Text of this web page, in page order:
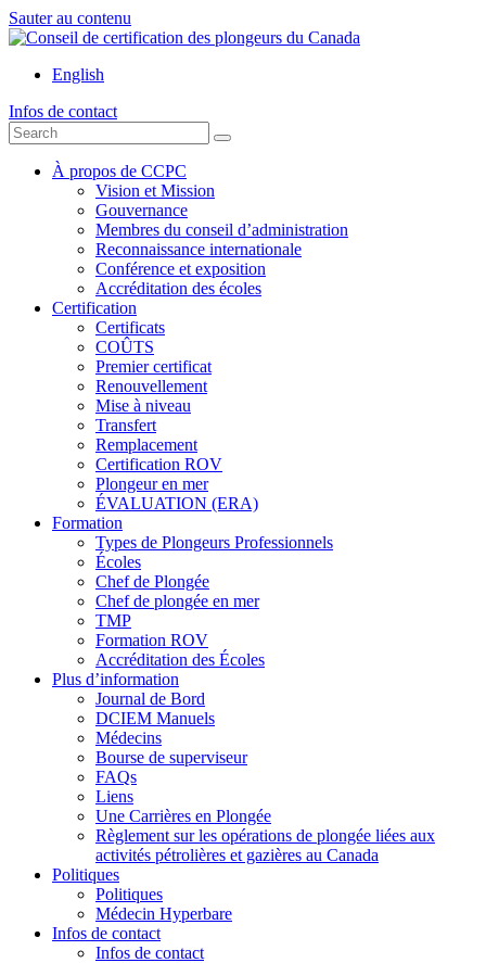
Sauter au contenu
English
Infos de contact
À propos de CCPC
Vision et Mission
Gouvernance
Membres du conseil d’administration
Reconnaissance internationale
Conférence et exposition
Accréditation des écoles
Certification
Certificats
COÛTS
Premier certificat
Renouvellement
Mise à niveau
Transfert
Remplacement
Certification ROV
Plongeur en mer
ÉVALUATION (ERA)
Formation
Types de Plongeurs Professionnels
Écoles
Chef de Plongée
Chef de plongée en mer
TMP
Formation ROV
Accréditation des Écoles
Plus d’information
Journal de Bord
DCIEM Manuels
Médecins
Bourse de superviseur
FAQs
Liens
Une Carrières en Plongée
Règlement sur les opérations de plongée liées aux
activités pétrolières et gazières au Canada
Politiques
Politiques
Médecin Hyperbare
Infos de contact
Infos de contact